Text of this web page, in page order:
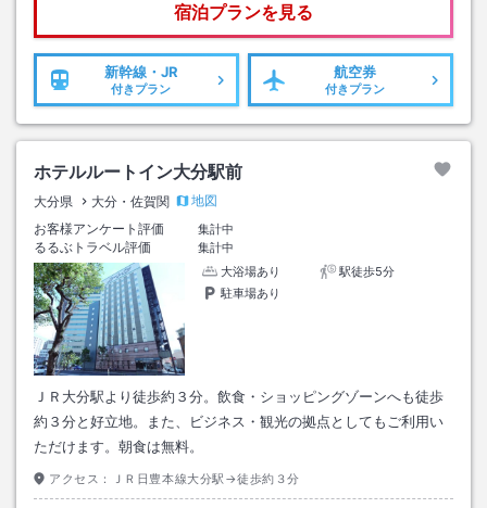
宿泊プランを見る
新幹線・JR
付きプラン
航空券
付きプラン
ホテルルートイン大分駅前
大分県 大分・佐賀関
地図
お客様アンケート評価
集計中
るるぶトラベル評価
集計中
大浴場あり
駅徒歩5分
駐車場あり
ＪＲ大分駅より徒歩約３分。飲食・ショッピングゾーンへも徒歩
約３分と好立地。また、ビジネス・観光の拠点としてもご利用い
ただけます。朝食は無料。
アクセス： ＪＲ日豊本線大分駅→徒歩約３分